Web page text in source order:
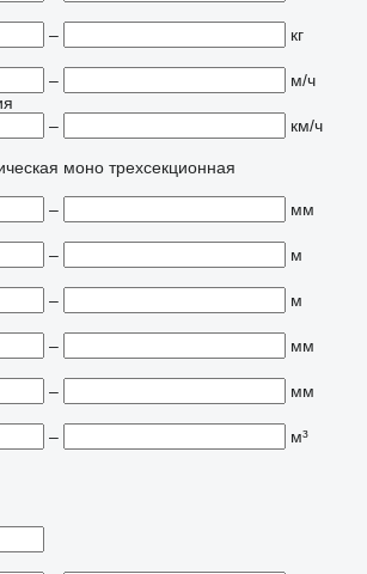
–
кг
–
м/ч
–
км/ч
моно трехсекционная
–
мм
–
м
–
м
–
мм
–
мм
–
м³